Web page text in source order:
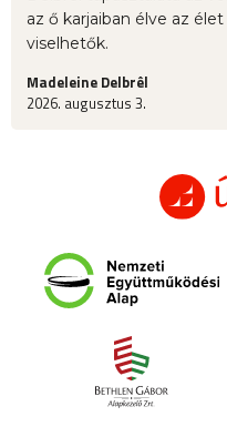
az ő karjaiban élve az
viselhetők.
Madeleine Delbrêl
2026. augusztus 3.